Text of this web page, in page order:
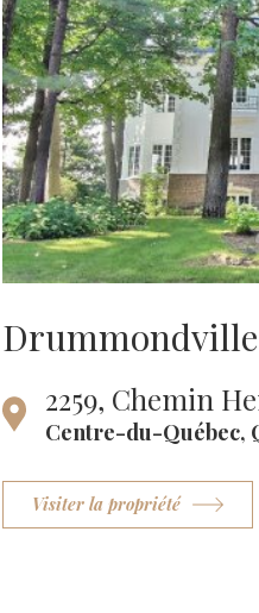
Drummondville
2259, Chemin
Centre-du-Québec,
Visiter la propriété